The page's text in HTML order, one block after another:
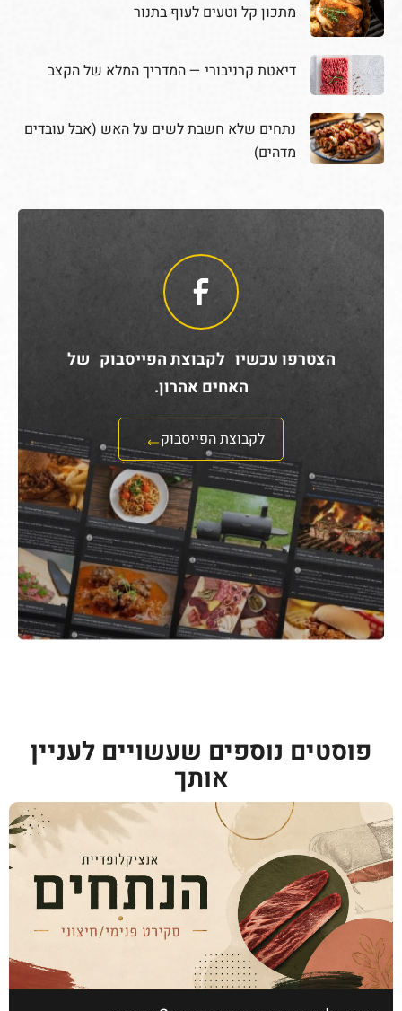
מתכון קל וטעים לעוף בתנור
דיאטת קרניבורי — המדריך המלא של הקצב
נתחים שלא חשבת לשים על האש (אבל עובדים
מדהים)
הצטרפו עכשיו לקבוצת הפייסבוק של
האחים אהרון.
לקבוצת הפייסבוק
פוסטים נוספים שעשויים לעניין
אותך